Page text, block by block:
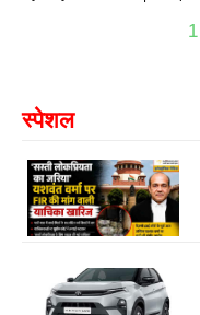
1
स्पेशल